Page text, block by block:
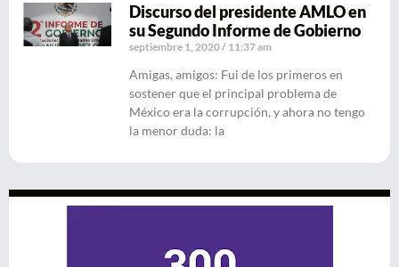
Discurso del presidente AMLO en
su Segundo Informe de Gobierno
septiembre 1, 2020 11:37 am
Amigas, amigos: Fui de los primeros en
sostener que el principal problema de
México era la corrupción, y ahora no tengo
la menor duda: la